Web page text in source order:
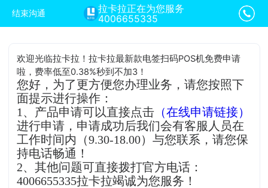
结束沟通
拉卡拉正在为您服务
4006655335
欢迎光临拉卡拉！拉卡拉最新款电签扫码POS机免费申请
啦，费率低至0.38%秒到不加3！
您好，为了更方便您办理业务，请您按照下
面提示进行操作：
1、产品申请可以直接点击 （在线申请链接）
进行申请，申请成功后我们会有客服人员在
工作时间内（9.30-18.00）与您联系，请您保
持电话畅通！
2、其他问题可直接拨打官方电话：
4006655335拉卡拉竭诚为您服务！